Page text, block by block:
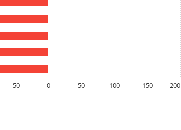
-50 0 50 100 150 200